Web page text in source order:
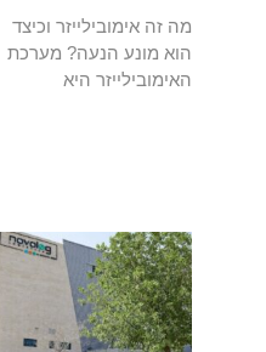
מה זה אימובילייזר וכיצד
הוא מונע הנעה? מערכת
האימובילייזר היא